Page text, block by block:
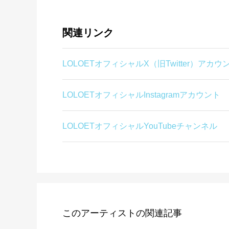
関連リンク
LOLOETオフィシャルX（旧Twitter）アカウ
LOLOETオフィシャルInstagramアカウント
LOLOETオフィシャルYouTubeチャンネル
このアーティストの関連記事